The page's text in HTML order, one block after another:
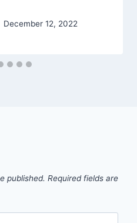
December 12, 2022
published. Required fields are